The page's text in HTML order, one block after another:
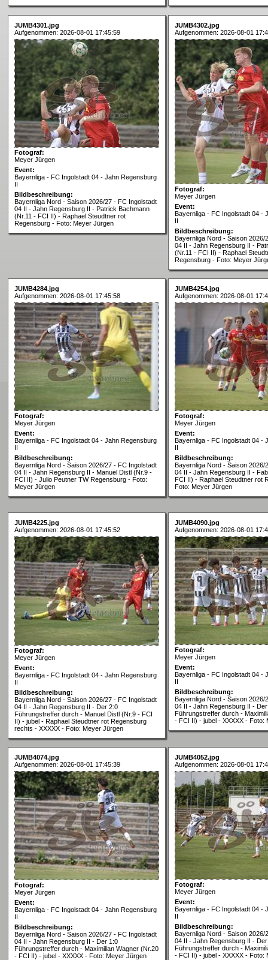
JUMB4301.jpg
Aufgenommen: 2026-08-01 17:45:59
Fotograf:
Meyer Jürgen
Event:
Bayernliga - FC Ingolstadt 04 - Jahn Regensburg
II
Bildbeschreibung:
Bayernliga Nord - Saison 2026/27 - FC Ingolstadt
04 II - Jahn Regensburg II - Patrick Bachmann
(Nr.11 - FCI II) - Raphael Steudtner rot
Regensburg - Foto: Meyer Jürgen
JUMB4302.jpg
Aufgenommen: 2026-08-01
Fotograf:
Meyer Jürgen
Event:
Bayernliga - FC Ingolstadt 04 -
II
Bildbeschreibung:
Bayernliga Nord - Saison 2026/
04 II - Jahn Regensburg II -
(Nr.11 - FCI II) - Raphael
Regensburg - Foto: Meyer
JUMB4284.jpg
Aufgenommen: 2026-08-01 17:45:58
Fotograf:
Meyer Jürgen
Event:
Bayernliga - FC Ingolstadt 04 - Jahn Regensburg
II
Bildbeschreibung:
Bayernliga Nord - Saison 2026/27 - FC Ingolstadt
04 II - Jahn Regensburg II - Manuel Distl (Nr.9 -
FCI II) - Julio Peutner TW Regensburg - Foto:
Meyer Jürgen
JUMB4254.jpg
Aufgenommen: 2026-08-01
Fotograf:
Meyer Jürgen
Event:
Bayernliga - FC Ingolstadt 04 -
II
Bildbeschreibung:
Bayernliga Nord - Saison 2026/
04 II - Jahn Regensburg II -
FCI II) - Raphael Steudtner rot
Foto: Meyer Jürgen
JUMB4225.jpg
Aufgenommen: 2026-08-01 17:45:52
Fotograf:
Meyer Jürgen
Event:
Bayernliga - FC Ingolstadt 04 - Jahn Regensburg
II
Bildbeschreibung:
Bayernliga Nord - Saison 2026/27 - FC Ingolstadt
04 II - Jahn Regensburg II - Der 2:0
Führungstreffer durch - Manuel Distl (Nr.9 - FCI
II) - jubel - Raphael Steudtner rot Regensburg
rechts - XXXXX - Foto: Meyer Jürgen
JUMB4090.jpg
Aufgenommen: 2026-08-01
Fotograf:
Meyer Jürgen
Event:
Bayernliga - FC Ingolstadt 04 -
II
Bildbeschreibung:
Bayernliga Nord - Saison 2026/
04 II - Jahn Regensburg II -
Führungstreffer durch -
- FCI II) - jubel - XXXXX - Foto:
JUMB4074.jpg
Aufgenommen: 2026-08-01 17:45:39
Fotograf:
Meyer Jürgen
Event:
Bayernliga - FC Ingolstadt 04 - Jahn Regensburg
II
Bildbeschreibung:
Bayernliga Nord - Saison 2026/27 - FC Ingolstadt
04 II - Jahn Regensburg II - Der 1:0
Führungstreffer durch - Maximilian Wagner (Nr.20
- FCI II) - jubel - XXXXX - Foto: Meyer Jürgen
JUMB4052.jpg
Aufgenommen: 2026-08-01
Fotograf:
Meyer Jürgen
Event:
Bayernliga - FC Ingolstadt 04 -
II
Bildbeschreibung:
Bayernliga Nord - Saison 2026/
04 II - Jahn Regensburg II -
Führungstreffer durch -
- FCI II) - jubel - XXXXX - Foto: